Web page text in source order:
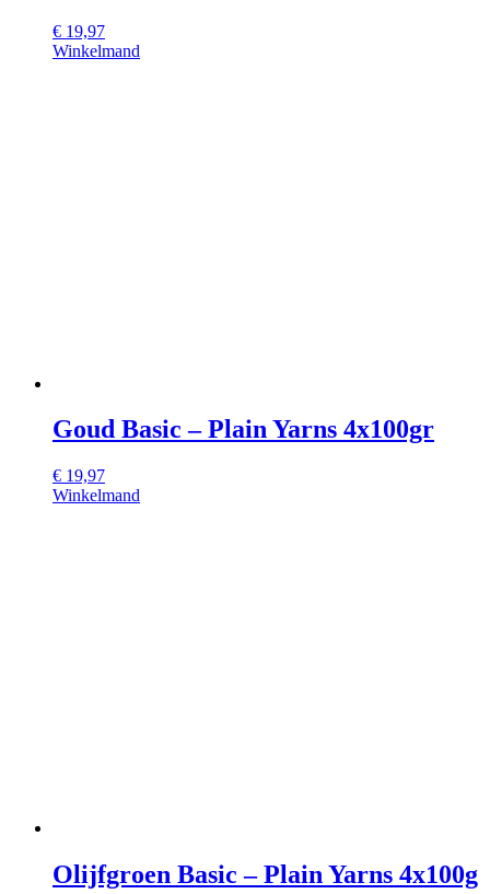
€ 19,97
Winkelmand
Goud Basic – Plain Yarns 4x100gr
€ 19,97
Winkelmand
Olijfgroen Basic – Plain Yarns 4x100g